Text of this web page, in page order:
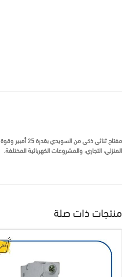
مفتاح ثنائي ذكي منالسويدي
المنزلي، التجاري، والمشروعات الكهربائية المختلفة.
منتجات ذات صلة